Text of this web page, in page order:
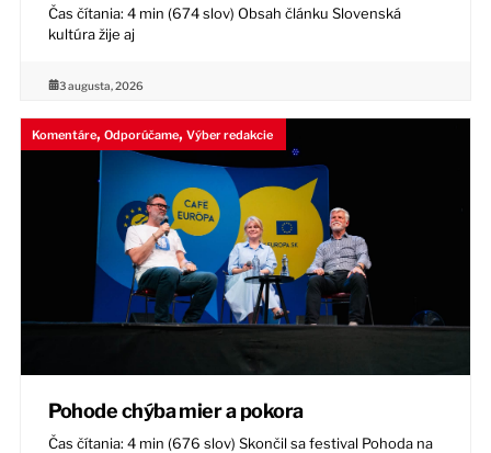
Čas čítania: 4 min (674 slov) Obsah článku Slovenská
kultúra žije aj
3 augusta, 2026
Komentáre, Odporúčame, Výber redakcie
Pohode chýba mier a pokora
Čas čítania: 4 min (676 slov) Skončil sa festival Pohoda na